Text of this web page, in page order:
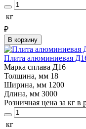
кг
₽
В корзину
Плита алюминиевая
Марка сплава Д16
Толщина, мм 18
Ширина, мм 1200
Длина, мм 3000
Розничная цена за кг
кг